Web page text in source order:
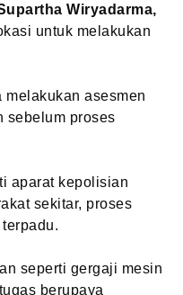
Wiryadarma,
untuk melakukan
asesmen
sebelum proses
aparat kepolisian
sekitar, proses
seperti gergaji mesin
berupaya